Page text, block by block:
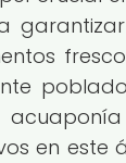
en este